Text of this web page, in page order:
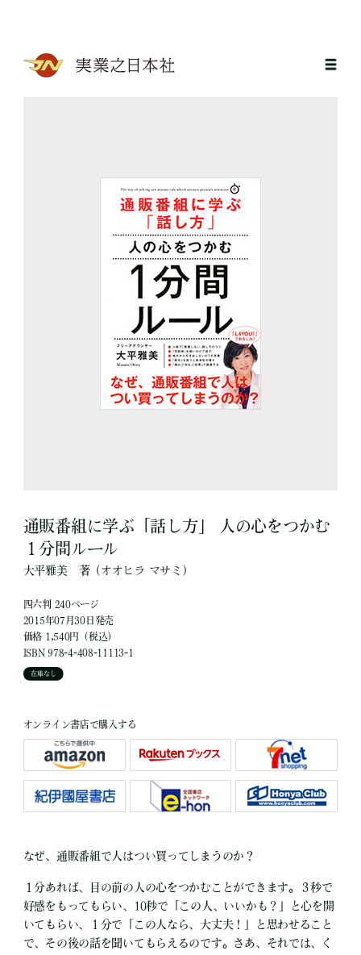
通販番組に学ぶ「話し方」 人の心をつかむ
１分間ルール
大平雅美 著（オオヒラ マサミ）
四六判 240ページ
2015年07月30日発売
価格 1,540円（税込）
ISBN 978-4-408-11113-1
在庫なし
オンライン書店で購入する
なぜ、通販番組で人はつい買ってしまうのか？
１分あれば、目の前の人の心をつかむことができます。３秒で
好感をもってもらい、10秒で「この人、いいかも？」と心を開
いてもらい、１分で「この人なら、大丈夫！」と思わせること
で、その後の話を聞いてもらえるのです。さあ、それでは、く